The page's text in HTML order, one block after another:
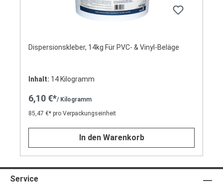
Dispersionskleber, 14kg Für PVC- & Vinyl-Beläge
Inhalt: 14 Kilogramm
6,10 €*/ Kilogramm
85,47 €* pro Verpackungseinheit
In den Warenkorb
Service